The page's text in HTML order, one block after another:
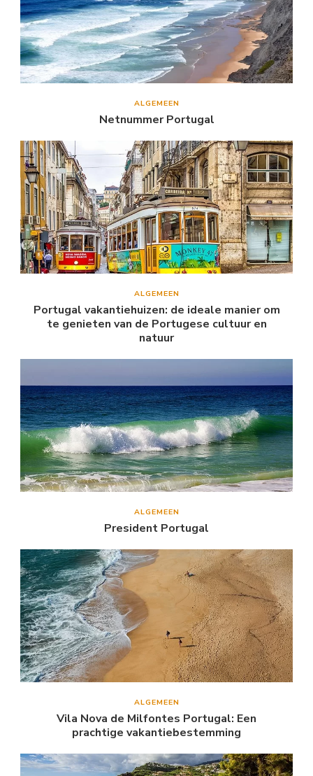
ALGEMEEN
Netnummer Portugal
ALGEMEEN
Portugal vakantiehuizen: de ideale manier om
te genieten van de Portugese cultuur en
natuur
ALGEMEEN
President Portugal
ALGEMEEN
Vila Nova de Milfontes Portugal: Een
prachtige vakantiebestemming